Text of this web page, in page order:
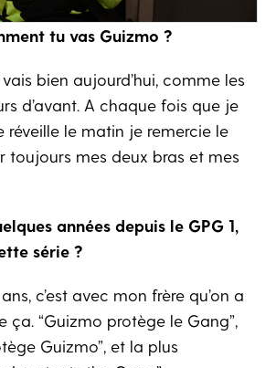
tu vas Guizmo ?
vais bien aujourd’hui, comme les
d’avant. A chaque fois que je
réveille le matin je remercie le
toujours mes deux bras et mes
années depuis le GPG 1,
série ?
c’est avec mon frère qu’on a
ça. “Guizmo protège le Gang”,
Guizmo”, et la plus